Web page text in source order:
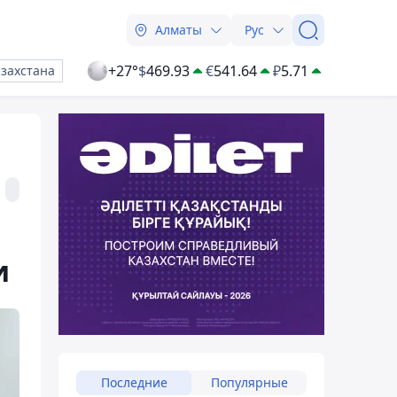
Алматы Рус
+27°$469.93 €541.64 ₽5.71
Последние Популярные